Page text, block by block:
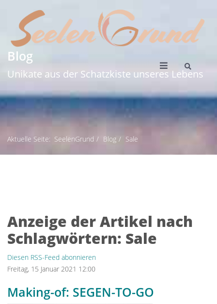
Blog
Unikate aus der Schatzkiste unseres Lebens
Aktuelle Seite: SeelenGrund Blog Sale
Anzeige der Artikel nach
Schlagwörtern: Sale
Diesen RSS-Feed abonnieren
Freitag, 15 Januar 2021 12:00
Making-of: SEGEN-TO-GO